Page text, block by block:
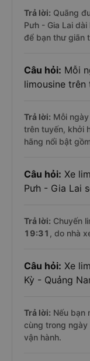
Trả lời: Quãng
Pưh - Gia Lai dài
để bạn thư giãn
Câu hỏi: Mỗi
limousine trên
Trả lời: Mỗi
trên tuyến, khởi
hãng nổi bật
Câu hỏi: Xe
Pưh - Gia Lai
Trả lời: Chuyến
19:31 , do nhà
Câu hỏi: Xe
Kỳ - Quảng
Trả lời: Nếu bạn
cùng trong ngày
vận hành.